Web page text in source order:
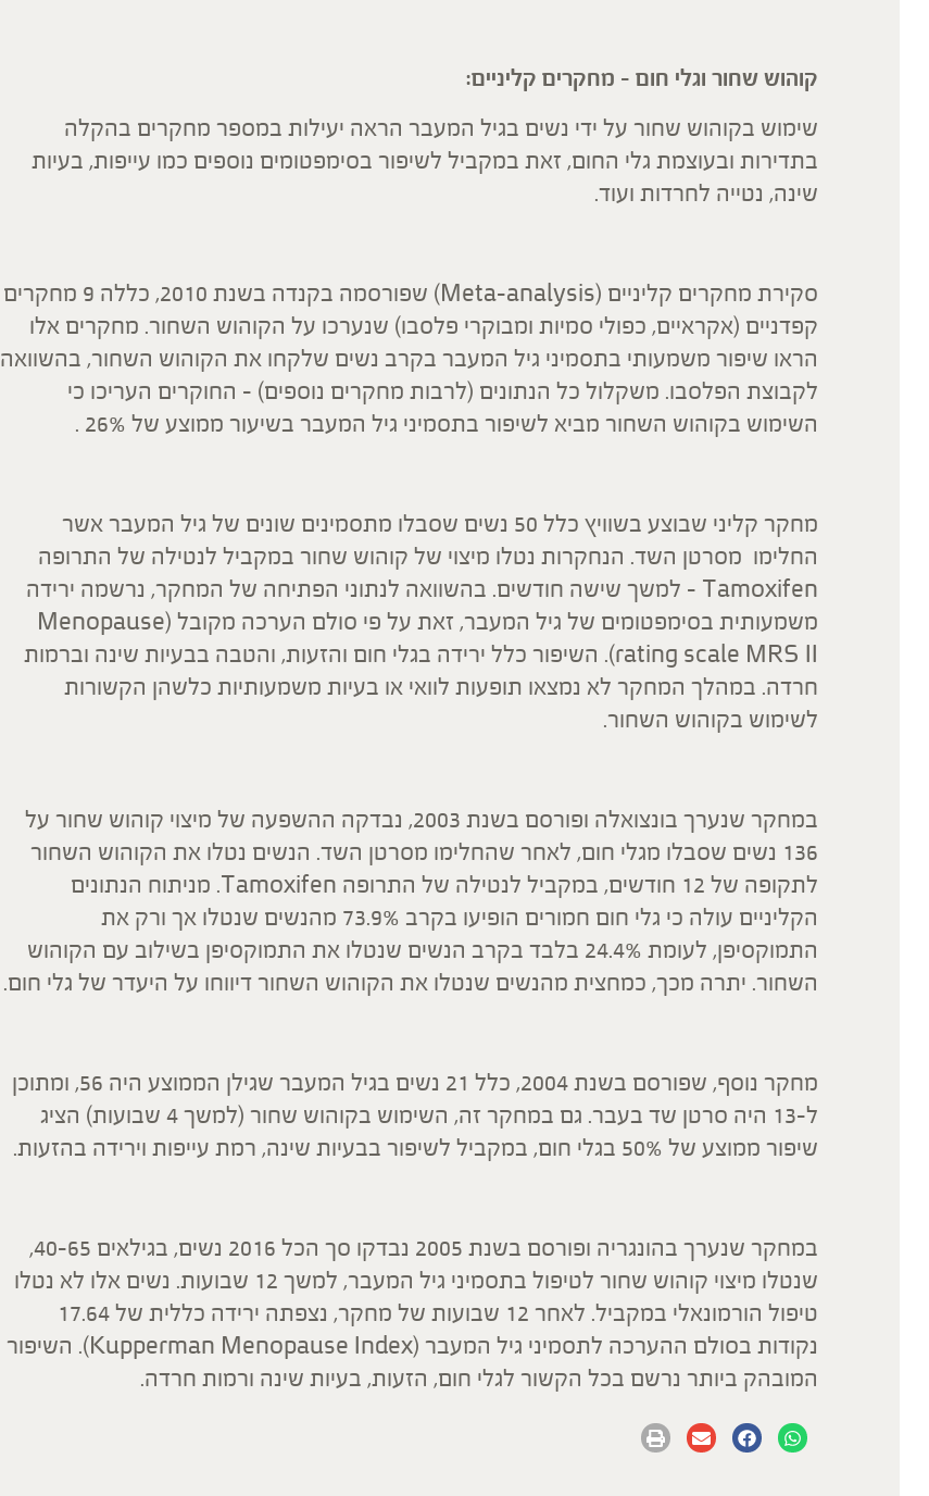
קוהוש שחור וגלי חום – מחקרים קליניים:
שימוש בקוהוש שחור על ידי נשים בגיל המעבר הראה יעילות במספר מחקרים בהקלה
בתדירות ובעוצמת גלי החום, זאת במקביל לשיפור בסימפטומים נוספים כמו עייפות, בעיות
שינה, נטייה לחרדות ועוד.
סקירת מחקרים קליניים (Meta-analysis) שפורסמה בקנדה בשנת 2010, כללה 9 מחקרים
קפדניים (אקראיים, כפולי סמיות ומבוקרי פלסבו) שנערכו על הקוהוש השחור. מחקרים אלו
הראו שיפור משמעותי בתסמיני גיל המעבר בקרב נשים שלקחו את הקוהוש השחור, בהשוואה
לקבוצת הפלסבו. משקלול כל הנתונים (לרבות מחקרים נוספים) – החוקרים העריכו כי
השימוש בקוהוש השחור מביא לשיפור בתסמיני גיל המעבר בשיעור ממוצע של 26% .
מחקר קליני שבוצע בשוויץ כלל 50 נשים שסבלו מתסמינים שונים של גיל המעבר אשר
החלימו מסרטן השד. הנחקרות נטלו מיצוי של קוהוש שחור במקביל לנטילה של התרופה
Tamoxifen – למשך שישה חודשים. בהשוואה לנתוני הפתיחה של המחקר, נרשמה ירידה
משמעותית בסימפטומים של גיל המעבר, זאת על פי סולם הערכה מקובל (Menopause
rating scale MRS II). השיפור כלל ירידה בגלי חום והזעות, והטבה בבעיות שינה וברמות
חרדה. במהלך המחקר לא נמצאו תופעות לוואי או בעיות משמעותיות כלשהן הקשורות
לשימוש בקוהוש השחור.
במחקר שנערך בונצואלה ופורסם בשנת 2003, נבדקה ההשפעה של מיצוי קוהוש שחור על
136 נשים שסבלו מגלי חום, לאחר שהחלימו מסרטן השד. הנשים נטלו את הקוהוש השחור
לתקופה של 12 חודשים, במקביל לנטילה של התרופה Tamoxifen. מניתוח הנתונים
הקליניים עולה כי גלי חום חמורים הופיעו בקרב 73.9% מהנשים שנטלו אך ורק את
התמוקסיפן, לעומת 24.4% בלבד בקרב הנשים שנטלו את התמוקסיפן בשילוב עם הקוהוש
השחור. יתרה מכך, כמחצית מהנשים שנטלו את הקוהוש השחור דיווחו על היעדר של גלי חום.
מחקר נוסף, שפורסם בשנת 2004, כלל 21 נשים בגיל המעבר שגילן הממוצע היה 56, ומתוכן
ל-13 היה סרטן שד בעבר. גם במחקר זה, השימוש בקוהוש שחור (למשך 4 שבועות) הציג
שיפור ממוצע של 50% בגלי חום, במקביל לשיפור בבעיות שינה, רמת עייפות וירידה בהזעות.
במחקר שנערך בהונגריה ופורסם בשנת 2005 נבדקו סך הכל 2016 נשים, בגילאים 40-65,
שנטלו מיצוי קוהוש שחור לטיפול בתסמיני גיל המעבר, למשך 12 שבועות. נשים אלו לא נטלו
טיפול הורמונאלי במקביל. לאחר 12 שבועות של מחקר, נצפתה ירידה כללית של 17.64
נקודות בסולם ההערכה לתסמיני גיל המעבר (Kupperman Menopause Index). השיפור
המובהק ביותר נרשם בכל הקשור לגלי חום, הזעות, בעיות שינה ורמות חרדה.